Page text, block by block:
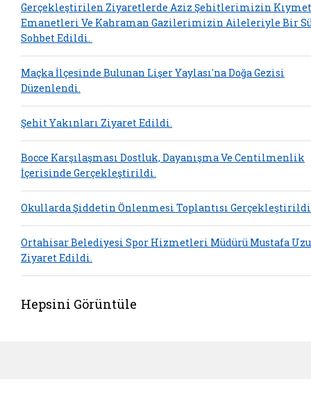
Gerçekleştirilen Ziyaretlerde Aziz Şehitlerimizin
Emanetleri Ve Kahraman Gazilerimizin Aileleriyle Bir
Sohbet Edildi.
Maçka İlçesinde Bulunan Lişer Yaylası'na Doğa Gezisi
Düzenlendi.
Şehit Yakınları Ziyaret Edildi.
Bocce Karşılaşması Dostluk, Dayanışma Ve Centilmenlik
İçerisinde Gerçekleştirildi.
Okullarda Şiddetin Önlenmesi Toplantısı
Ortahisar Belediyesi Spor Hizmetleri Müdürü Mustafa
Ziyaret Edildi.
Hepsini Görüntüle